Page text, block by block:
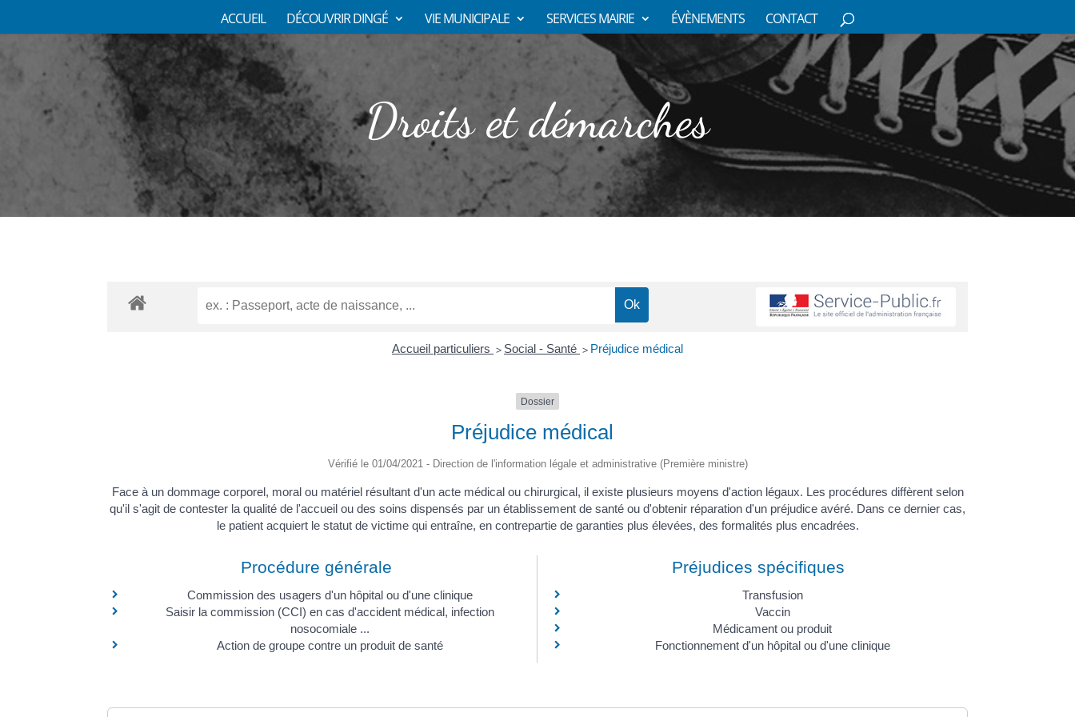
ACCUEIL DÉCOUVRIR DINGÉ VIE MUNICIPALE SERVICES MAIRIE ÉVÈNEMENTS CONTACT
Droits et démarches
Accueil particuliers > Social - Santé > Préjudice médical
Dossier
Préjudice médical
Vérifié le 01/04/2021 - Direction de l'information légale et administrative (Première ministre)
Face à un dommage corporel, moral ou matériel résultant d'un acte médical ou chirurgical, il existe plusieurs moyens d'action légaux. Les procédures diffèrent selon
qu'il s'agit de contester la qualité de l'accueil ou des soins dispensés par un établissement de santé ou d'obtenir réparation d'un préjudice avéré. Dans ce dernier cas,
le patient acquiert le statut de victime qui entraîne, en contrepartie de garanties plus élevées, des formalités plus encadrées.
Procédure générale
Commission des usagers d'un hôpital ou d'une clinique
Saisir la commission (CCI) en cas d'accident médical, infection
nosocomiale ...
Action de groupe contre un produit de santé
Préjudices spécifiques
Transfusion
Vaccin
Médicament ou produit
Fonctionnement d'un hôpital ou d'une clinique